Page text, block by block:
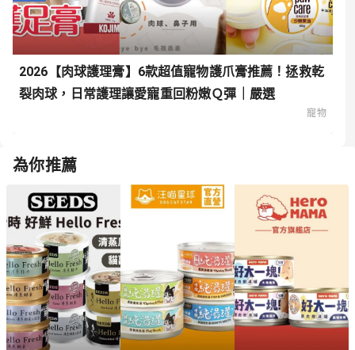
2026【肉球護理膏】6款超值寵物護爪膏推薦！拯救乾
裂肉球，日常護理讓愛寵重回粉嫩Ｑ彈｜嚴選
寵物
為你推薦